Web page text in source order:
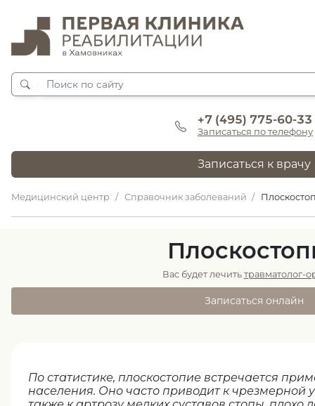
+7 (495) 775-60-33
Записаться по телефону
Записаться к врачу
Медицинский центр Справочник заболеваний
Вас будет лечить травматолог-
Записаться онлайн
По статистике, плоскостопие встречается
населения. Оно часто приводит к чрезмерной